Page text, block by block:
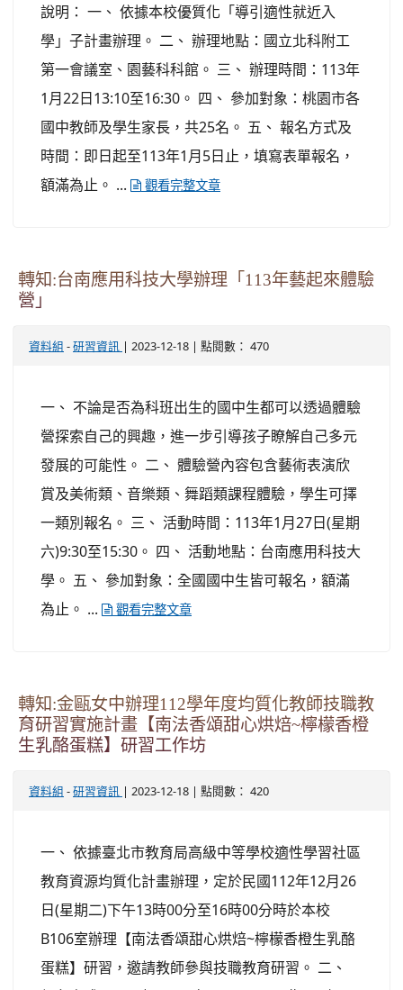
說明： 一、 依據本校優質化「導引適性就近入
學」子計畫辦理。 二、 辦理地點：國立北科附工
第一會議室、園藝科科館。 三、 辦理時間：113年
1月22日13:10至16:30。 四、 參加對象：桃園市各
國中教師及學生家長，共25名。 五、 報名方式及
時間：即日起至113年1月5日止，填寫表單報名，
額滿為止。 ...
觀看完整文章
轉知:台南應用科技大學辦理「113年藝起來體驗
營」
資料組 - 研習資訊 | 2023-12-18 | 點閱數： 470
一、 不論是否為科班出生的國中生都可以透過體驗
營探索自己的興趣，進一步引導孩子瞭解自己多元
發展的可能性。 二、 體驗營內容包含藝術表演欣
賞及美術類、音樂類、舞蹈類課程體驗，學生可擇
一類別報名。 三、 活動時間：113年1月27日(星期
六)9:30至15:30。 四、 活動地點：台南應用科技大
學。 五、 參加對象：全國國中生皆可報名，額滿
為止。 ...
觀看完整文章
轉知:金甌女中辦理112學年度均質化教師技職教
育研習實施計畫【南法香頌甜心烘焙~檸檬香橙
生乳酪蛋糕】研習工作坊
資料組 - 研習資訊 | 2023-12-18 | 點閱數： 420
一、 依據臺北市教育局高級中等學校適性學習社區
教育資源均質化計畫辦理，定於民國112年12月26
日(星期二)下午13時00分至16時00分時於本校
B106室辦理【南法香頌甜心烘焙~檸檬香橙生乳酪
蛋糕】研習，邀請教師參與技職教育研習。 二、